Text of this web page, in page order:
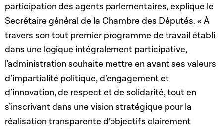
participation des agents parlementaires, explique le
Secrétaire général de la Chambre des Députés. « À
travers son tout premier programme de travail établi
dans une logique intégralement participative,
l'administration souhaite mettre en avant ses valeurs
d’impartialité politique, d’engagement et
d’innovation, de respect et de solidarité, tout en
s’inscrivant dans une vision stratégique pour la
réalisation transparente d’objectifs clairement